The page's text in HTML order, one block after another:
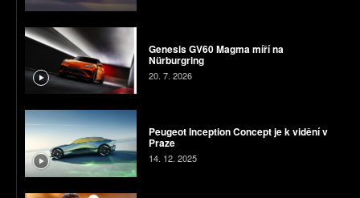
Genesis GV60 Magma míří na
Nürburgring
20. 7. 2026
Peugeot Inception Concept je k vidění v
Praze
14. 12. 2025